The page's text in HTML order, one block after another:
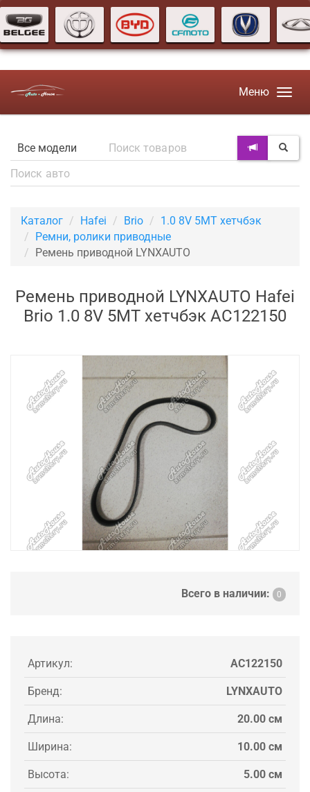
Меню
Каталог Hafei Brio
1.0 8V 5MT хетчбэк
Ремни, ролики приводные
Ремень приводной LYNXAUTO
Ремень приводной LYNXAUTO Hafei
Brio 1.0 8V 5MT хетчбэк AC122150
Всего в наличии: 0
Артикул: AC122150
Бренд: LYNXAUTO
Длина: 20.00 см
Ширина: 10.00 см
Высота: 5.00 см